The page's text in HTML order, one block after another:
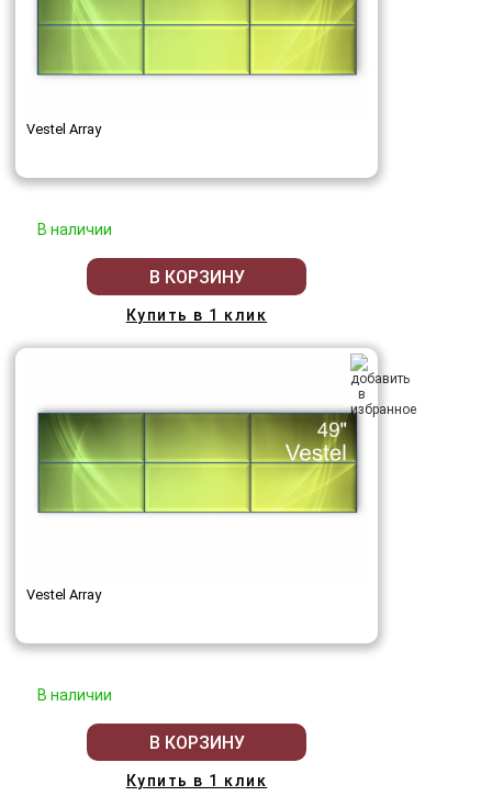
Vestel Array
В наличии
В КОРЗИНУ
Купить в 1 клик
Vestel Array
В наличии
В КОРЗИНУ
Купить в 1 клик